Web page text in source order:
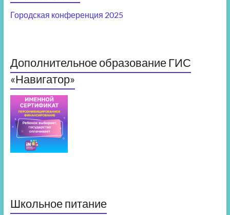
Городская конференция 2025
Дополнительное образование ГИС
«Навигатор»
Школьное питание